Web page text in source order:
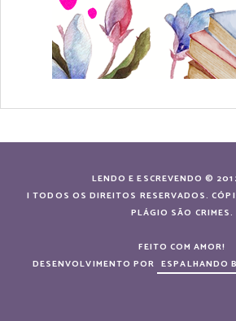
LENDO E ESCREVENDO ©
| TODOS OS DIREITOS RESERVADOS.
PLÁGIO SÃO CRIMES.
FEITO COM AMOR!
DESENVOLVIMENTO POR ESPALHANDO